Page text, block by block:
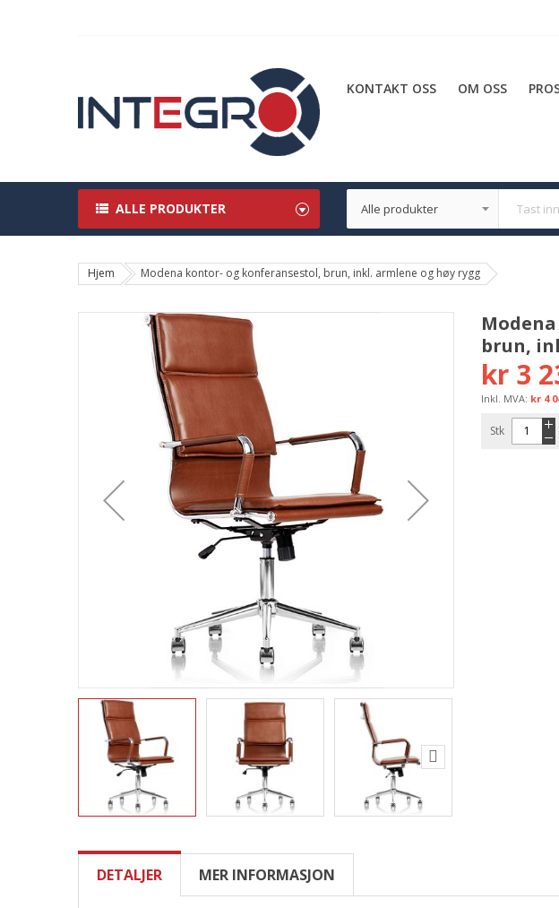
KONTAKT OSS OM OSS
ALLE PRODUKTER
Hjem Modena kontor- og konferansestol, brun, inkl. armlene og høy rygg
brun,
kr 3
kr 4
Stk
DETALJER MER INFORMASJON